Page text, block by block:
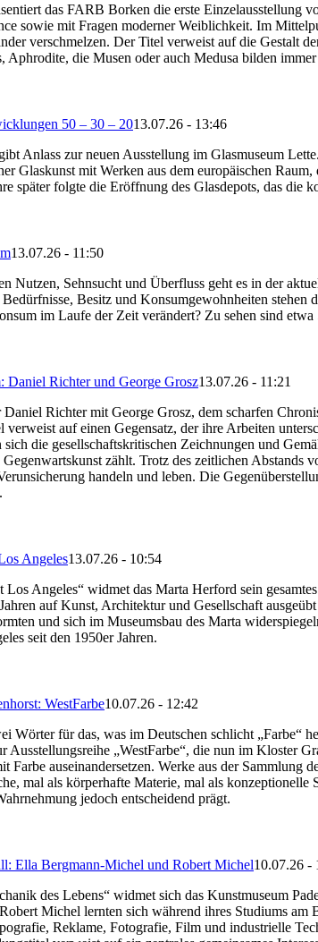
das FARB Borken die erste Einzelausstellung
sowie mit Fragen moderner Weiblichkeit. Im
verschmelzen. Der Titel verweist auf die Gestalt
Aphrodite, die Musen oder auch Medusa bilden
50 – 30 – 2013.07.26 - 13:46
Anlass zur neuen Ausstellung im Glasmuseum
Glaskunst mit Werken aus dem europäischen
später folgte die Eröffnung des Glasdepots, das die
13.07.26 - 11:50
Nutzen, Sehnsucht und Überfluss geht es in der
Bedürfnisse, Besitz und Konsumgewohnheiten
im Laufe der Zeit verändert? Zu sehen sind
Daniel Richter und George Grosz13.07.26 - 11:21
Daniel Richter mit George Grosz, dem scharfen
auf einen Gegensatz, der ihre Arbeiten
sich die gesellschaftskritischen Zeichnungen und
Gegenwartskunst zählt. Trotz des zeitlichen
handeln und leben. Die
Angeles13.07.26 - 10:54
Los Angeles“ widmet das Marta Herford sein
auf Kunst, Architektur und Gesellschaft
und sich im Museumsbau des Marta
seit den 1950er Jahren.
WestFarbe10.07.26 - 12:42
Wörter für das, was im Deutschen schlicht „Farbe“
Ausstellungsreihe „WestFarbe“, die nun im Kloster
Farbe auseinandersetzen. Werke aus der
mal als körperhafte Materie, mal als
jedoch entscheidend prägt.
Ella Bergmann-Michel und Robert Michel10.07.26 -
des Lebens“ widmet sich das Kunstmuseum
Michel lernten sich während ihres Studiums
Reklame, Fotografie, Film und industrielle